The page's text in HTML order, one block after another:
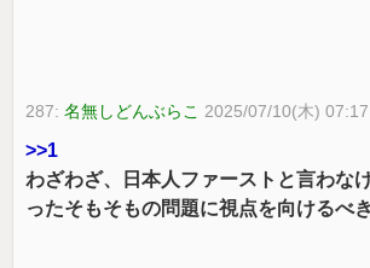
287:名無しどんぶらこ 2025/07/10(木)
>>1
わざわざ、日本人ファーストと言わな
ったそもそもの問題に視点を向けるべき